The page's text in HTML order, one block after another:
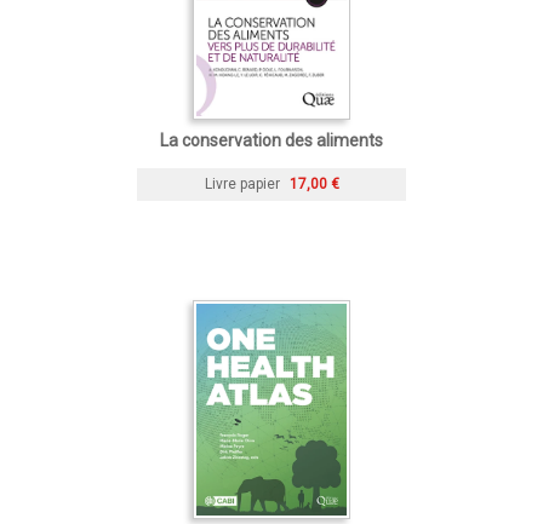
La conservation des aliments
Livre papier 17,00 €